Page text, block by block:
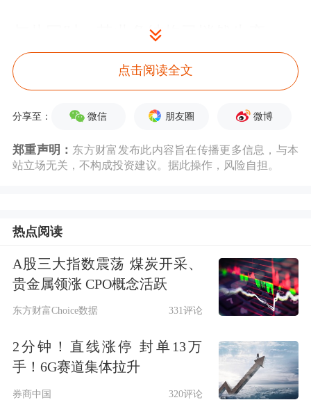
与此同时，其业务结构已悄然生变——
光伏业务受行业周期影响，收入持续下
滑；储能业务贡献占比提升，成为利润
主要来源。
一位储能行业人士向记者表示，阳光电
的变化。
光储业务表现分化
阳光电源的业务覆盖风电、光伏、储
逆变器和储
点击阅读全文
分享至： 微信 朋友圈 微博
郑重声明： 东方财富发布此内容旨在传播更多信息，与本
站立场无关，不构成投资建议。据此操作，风险自担。
热点阅读
A股三大指数震荡 煤炭开采、
贵金属领涨 CPO概念活跃
东方财富Choice数据 331评论
2分钟！直线涨停 封单13万
手！6G赛道集体拉升
券商中国 320评论